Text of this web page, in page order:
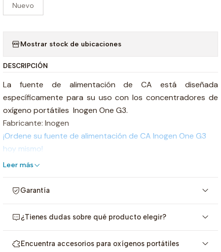
Nuevo
Mostrar stock de ubicaciones
DESCRIPCIÓN
La fuente de alimentación de CA está diseñada
específicamente para su uso con los concentradores de
oxígeno portátiles Inogen One G3.
Fabricante: Inogen
¡Ordene su fuente de alimentación de CA Inogen One G3
hoy mismo!
Leer más
Garantía
¿Tienes dudas sobre qué producto elegir?
Encuentra accesorios para oxígenos portátiles